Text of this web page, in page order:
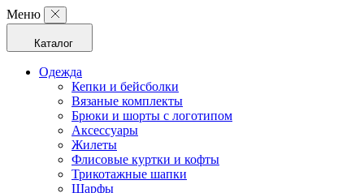
Меню
Каталог
Одежда
Кепки и бейсболки
Вязаные комплекты
Брюки и шорты с логотипом
Аксессуары
Жилеты
Флисовые куртки и кофты
Трикотажные шапки
Шарфы